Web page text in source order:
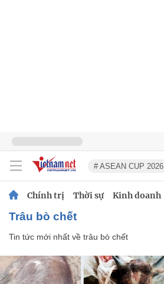
# ASEAN CUP 2026
Chính trị Thời sự Kinh doanh
trâu bò chết
Tin tức mới nhất về trâu bò chết